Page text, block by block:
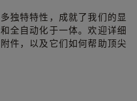
独特特性，成就了我们的显
全自动化于一体。欢迎详细
件，以及它们如何帮助顶尖